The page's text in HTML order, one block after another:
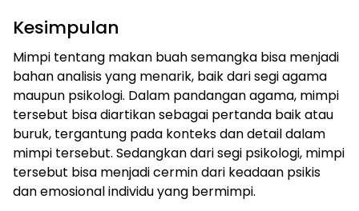
Kesimpulan
Mimpi tentang makan buah semangka bisa menjadi
bahan analisis yang menarik, baik dari segi agama
maupun psikologi. Dalam pandangan agama, mimpi
tersebut bisa diartikan sebagai pertanda baik atau
buruk, tergantung pada konteks dan detail dalam
mimpi tersebut. Sedangkan dari segi psikologi, mimpi
tersebut bisa menjadi cermin dari keadaan psikis
dan emosional individu yang bermimpi.